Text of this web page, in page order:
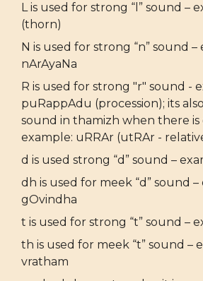
L is used for strong “l” sound –
(thorn)
N is used for strong “n” sound –
nArAyaNa
R is used for strong "r" sound -
puRappAdu (procession); its
sound in thamizh when there is
example: uRRAr (utRAr -
d is used strong “d” sound –
dh is used for meek “d” sound –
gOvindha
t is used for strong “t” sound –
th is used for meek “t” sound –
vratham